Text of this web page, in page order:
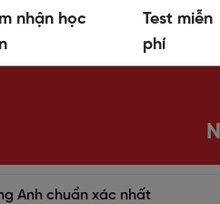
nhận học
Test miễn
phí
Anh chuẩn xác nhất